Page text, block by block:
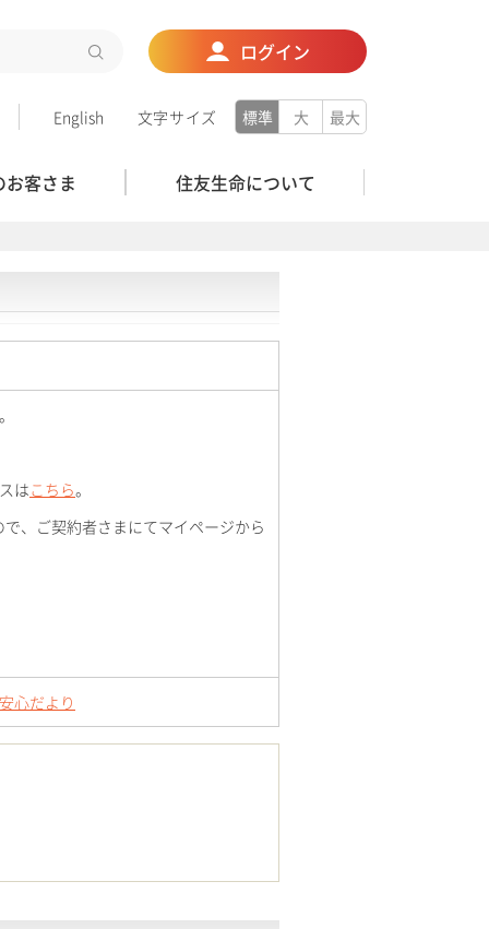
ログイン
English 文字サイズ 標準 大 最大
お客さま 住友生命について
はこちら。
、ご契約者さまにてマイページから
心だより